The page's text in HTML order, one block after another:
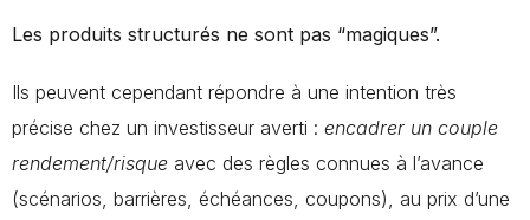
Les produits structurés ne sont pas “magiques”.
Ils peuvent cependant répondre à une intention très
précise chez un investisseur averti : encadrer un couple
rendement/risque avec des règles connues à l’avance
(scénarios, barrières, échéances, coupons), au prix d’une